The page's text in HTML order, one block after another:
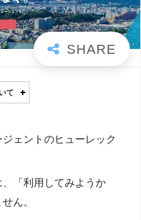
て
ェントのヒューレック
「利用してみようか
ん。